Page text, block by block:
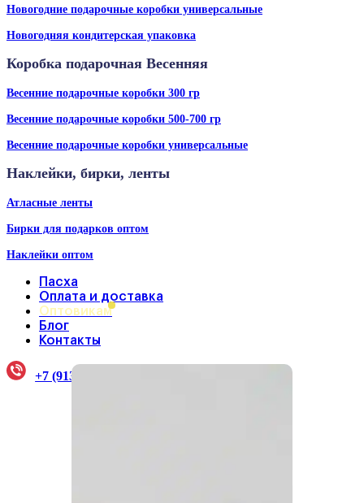
Новогодние подарочные коробки универсальные
Новогодняя кондитерская упаковка
Коробка подарочная Весенняя
Весенние подарочные коробки 300 гр
Весенние подарочные коробки 500-700 гр
Весенние подарочные коробки универсальные
Наклейки, бирки, ленты
Атласные ленты
Бирки для подарков оптом
Наклейки оптом
Пасха
Оплата и доставка
Оптовикам
Блог
Контакты
+7 (913) 922-33-38